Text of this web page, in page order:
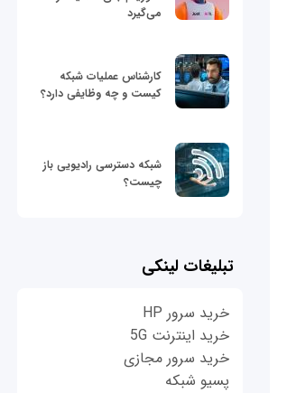
می‌گیرد
کارشناس عملیات شبکه
کیست و چه وظایفی دارد؟
شبکه دسترسی رادیویی باز
چیست؟
تبلیغات لینکی
خرید سرور HP
خرید اینترنت 5G
خرید سرور مجازی
پسیو شبکه